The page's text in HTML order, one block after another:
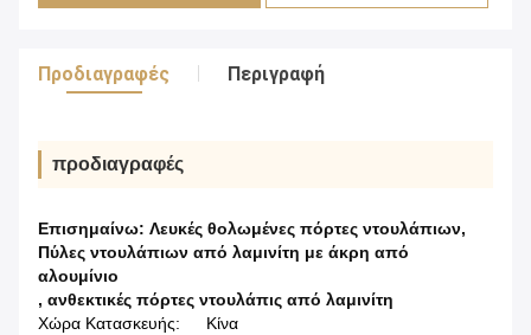
Προδιαγραφές Περιγραφή
προδιαγραφές
Επισημαίνω: Λευκές θολωμένες πόρτες ντουλάπιων,
Πύλες ντουλάπιων από λαμινίτη με άκρη από
αλουμίνιο
, ανθεκτικές πόρτες ντουλάπις από λαμινίτη
Χώρα Κατασκευής:
Κίνα